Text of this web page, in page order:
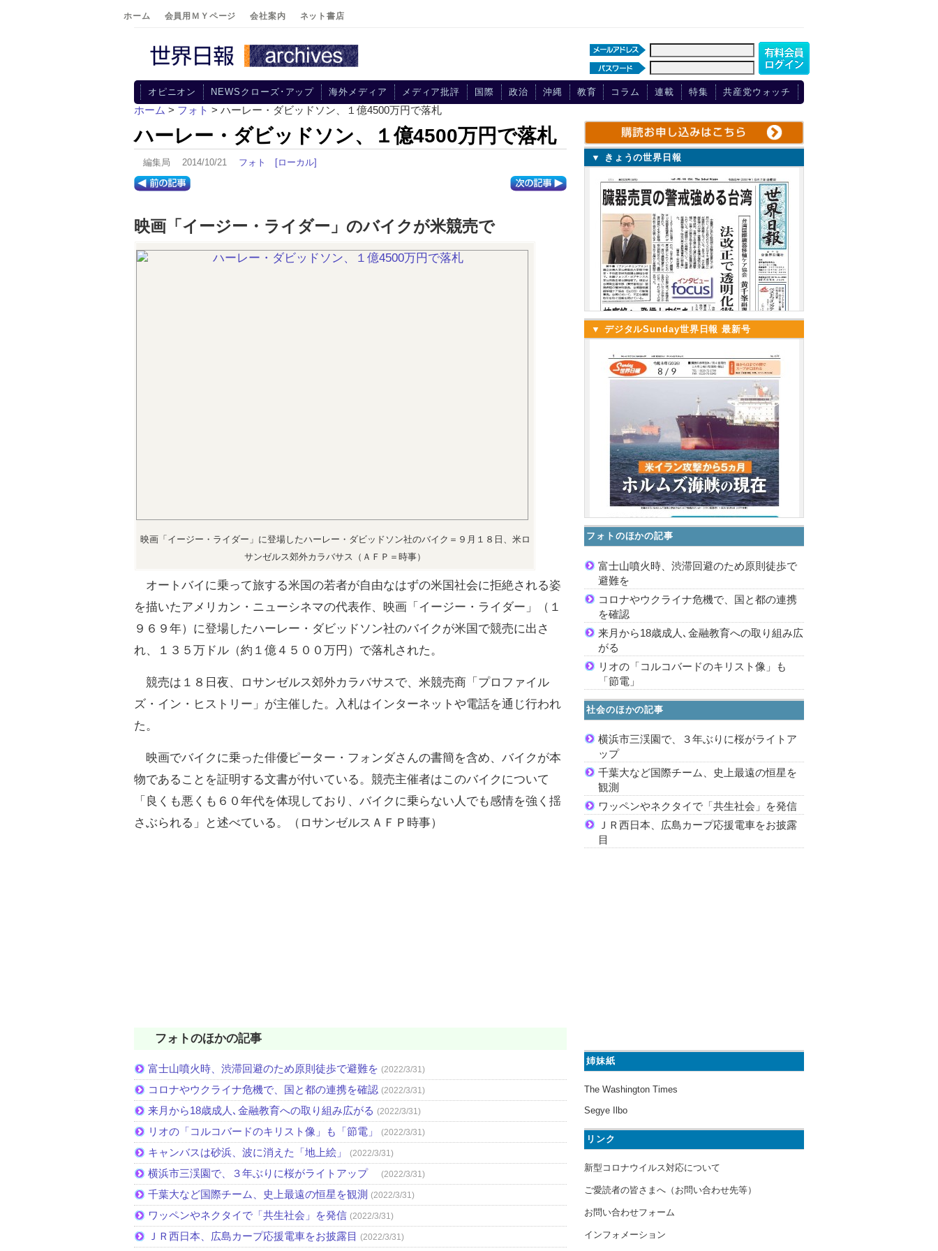
ホーム 会員用ＭＹページ 会社案内 ネット書店
オピニオン NEWSクローズ･アップ 海外メディア メディア批評 国際 政治 沖縄 教育 コラム 連載 特集 共産党ウォッチ
ホーム > フォト > ハーレー・ダビッドソン、１億4500万円で落札
ハーレー・ダビッドソン、１億4500万円で落札
編集局 2014/10/21 フォト [ローカル]
映画「イージー・ライダー」のバイクが米競売で
映画「イージー・ライダー」に登場したハーレー・ダビッドソン社のバイク＝９月１８日、米ロ
サンゼルス郊外カラバサス（ＡＦＰ＝時事）
オートバイに乗って旅する米国の若者が自由なはずの米国社会に拒絶される姿
を描いたアメリカン・ニューシネマの代表作、映画「イージー・ライダー」（１
９６９年）に登場したハーレー・ダビッドソン社のバイクが米国で競売に出さ
れ、１３５万ドル（約１億４５００万円）で落札された。
競売は１８日夜、ロサンゼルス郊外カラバサスで、米競売商「プロファイル
ズ・イン・ヒストリー」が主催した。入札はインターネットや電話を通じ行われ
た。
映画でバイクに乗った俳優ピーター・フォンダさんの書簡を含め、バイクが本
物であることを証明する文書が付いている。競売主催者はこのバイクについて
「良くも悪くも６０年代を体現しており、バイクに乗らない人でも感情を強く揺
さぶられる」と述べている。（ロサンゼルスＡＦＰ時事）
フォトのほかの記事
富士山噴火時、渋滞回避のため原則徒歩で避難を (2022/3/31)
コロナやウクライナ危機で、国と都の連携を確認 (2022/3/31)
来月から18歳成人､金融教育への取り組み広がる (2022/3/31)
リオの「コルコバードのキリスト像」も「節電」 (2022/3/31)
キャンバスは砂浜、波に消えた「地上絵」 (2022/3/31)
横浜市三渓園で、３年ぶりに桜がライトアップ (2022/3/31)
千葉大など国際チーム、史上最遠の恒星を観測 (2022/3/31)
ワッペンやネクタイで「共生社会」を発信 (2022/3/31)
ＪＲ西日本、広島カープ応援電車をお披露目 (2022/3/31)
▼ きょうの世界日報
▼ デジタルSunday世界日報 最新号
フォトのほかの記事
富士山噴火時、渋滞回避のため原則徒歩で
避難を
コロナやウクライナ危機で、国と都の連携
を確認
来月から18歳成人､金融教育への取り組み広
がる
リオの「コルコバードのキリスト像」も
「節電」
社会のほかの記事
横浜市三渓園で、３年ぶりに桜がライトア
ップ
千葉大など国際チーム、史上最遠の恒星を
観測
ワッペンやネクタイで「共生社会」を発信
ＪＲ西日本、広島カープ応援電車をお披露
目
姉妹紙
The Washington Times
Segye Ilbo
リンク
新型コロナウイルス対応について
ご愛読者の皆さまへ（お問い合わせ先等）
お問い合わせフォーム
インフォメーション